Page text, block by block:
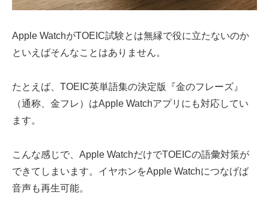
Apple WatchがTOEIC試験とは無縁で役に立たないのか
といえばそんなことはありません。
たとえば、TOEIC英単語集の決定版『金のフレーズ』
（通称、金フレ）はApple Watchアプリにも対応してい
ます。
こんな感じで、Apple WatchだけでTOEICの語彙対策が
できてしまいます。イヤホンをApple Watchにつなげば
音声も再生可能。